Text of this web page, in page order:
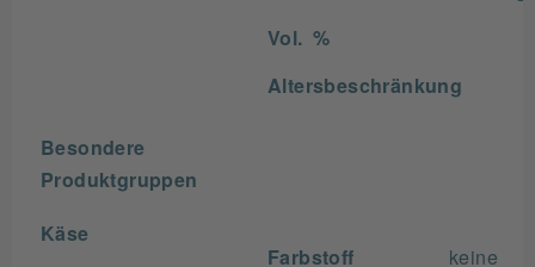
Vol. %
Altersbeschränkung
Besondere
Produktgruppen
Käse
Farbstoff
keine